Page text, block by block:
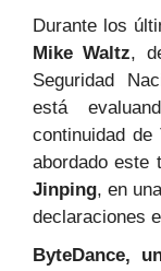
Durante los
Mike Waltz,
Seguridad
está
continuidad de
abordado este
Jinping, en
declaraciones
ByteDance,